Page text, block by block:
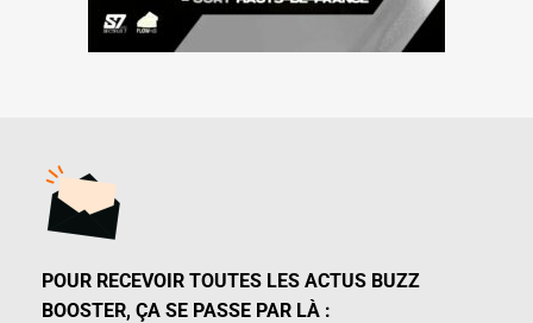
POUR RECEVOIR TOUTES LES ACTUS BUZZ
BOOSTER, ÇA SE PASSE PAR LÀ :